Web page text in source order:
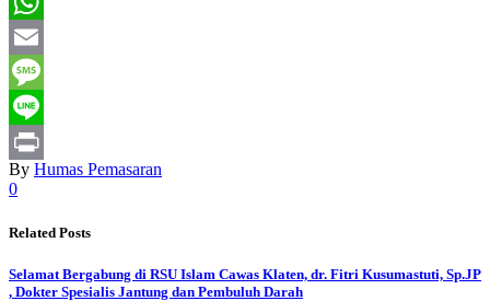
WhatsApp
Email
Message
Line
Print
By Humas Pemasaran
0
Related Posts
Selamat Bergabung di RSU Islam Cawas Klaten, dr. Fitri Kusumastuti, Sp.JP
, Dokter Spesialis Jantung dan Pembuluh Darah